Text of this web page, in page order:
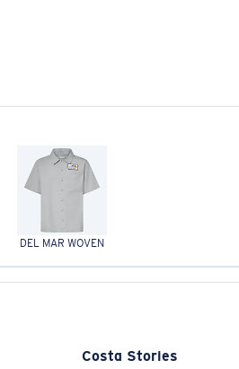
DEL MAR WOVEN
Costa Stories